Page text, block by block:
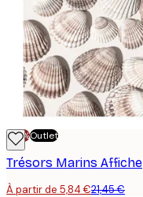
-70%Outlet
Trésors Marins Affiche
À partir de 5,84 €21,45 €